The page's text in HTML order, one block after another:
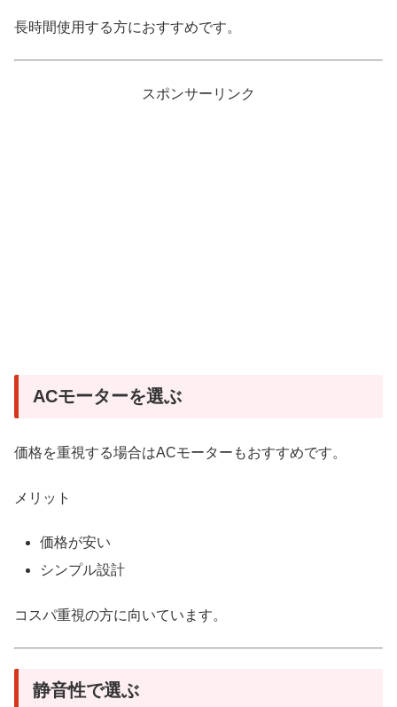
長時間使用する方におすすめです。
スポンサーリンク
ACモーターを選ぶ
価格を重視する場合はACモーターもおすすめです。
メリット
価格が安い
シンプル設計
コスパ重視の方に向いています。
静音性で選ぶ